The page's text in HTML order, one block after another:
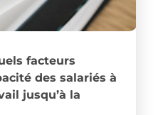
facteurs
des salariés à
jusqu’à la